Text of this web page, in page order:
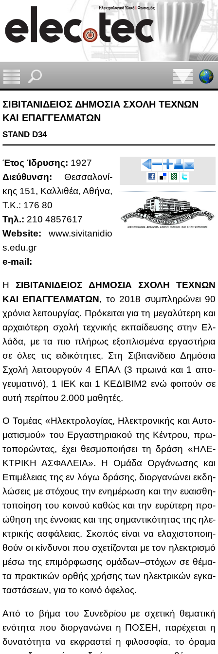
ΣΙΒΙΤΑΝΙΔΕΙΟΣ ΔΗΜΟΣΙΑ ΣΧΟΛΗ ΤΕΧΝΩΝ
ΚΑΙ ΕΠΑΓΓΕΛΜΑΤΩΝ
STAND D34
Έτος Ίδρυ­σης: 1927
Διεύ­θυν­ση: Θεσ­σα­λο­νί­
κης 151, Καλ­λι­θέα, Αθή­να,
Τ.Κ.: 176 80
Τηλ.: 210 4857617
Website: www.​siv​itan​idio​
s.​edu.​gr
e-mail:
ΗΣΙ­ΒΙ­ΤΑ­ΝΙ­ΔΕΙΟΣ ΔΗ­ΜΟ­ΣΙΑ ΣΧΟ­ΛΗ ΤΕ­ΧΝΩΝ
ΚΑΙ ΕΠΑΓ­ΓΕΛ­ΜΑ­ΤΩΝ, το 2018 συ­μπλη­ρώ­νει 90
χρό­νια λει­τουρ­γί­ας. Πρό­κει­ται για τη με­γα­λύ­τε­ρη και
αρ­χαιό­τε­ρη σχο­λή τε­χνι­κής εκ­παί­δευ­σης στην Ελ­
λά­δα, με τα πιο πλή­ρως εξο­πλι­σμέ­να ερ­γα­στή­ρια
σε όλες τις ει­δι­κό­τη­τες. Στη Σι­βι­τα­νί­δειο Δη­μό­σια
Σχο­λή λει­τουρ­γούν 4 ΕΠΑΛ (3 πρω­ι­νά και 1 απο­
γευ­μα­τι­νό), 1 ΙΕΚ και 1 ΚΕ­ΔΙ­ΒΙ­Μ2 ενώ φοι­τούν σε
αυ­τή πε­ρί­που 2.000 μα­θη­τές.
Ο Το­μέ­ας «Ηλε­κτρο­λο­γί­ας, Ηλε­κτρο­νι­κής και Αυ­το­
μα­τι­σμού» του Ερ­γα­στη­ρια­κού της Κέ­ντρου, πρω­
το­πο­ρώ­ντας, έχει θε­σμο­ποι­ή­σει τη δρά­ση «ΗΛΕ­
ΚΤΡΙ­ΚΗ ΑΣΦΑ­ΛΕΙΑ». Η Ομά­δα Ορ­γά­νω­σης και
Επι­μέ­λειας της εν λό­γω δρά­σης, διορ­γα­νώ­νει εκ­δη­
λώ­σεις με στό­χους την ενη­μέ­ρω­ση και την ευαι­σθη­
το­ποί­η­ση του κοι­νού κα­θώς και την ευ­ρύ­τε­ρη προ­
ώ­θη­ση της έν­νοιας και της ση­μα­ντι­κό­τη­τας της ηλε­
κτρι­κής ασφά­λειας. Σκο­πός εί­ναι να ελα­χι­στο­ποι­η­
θούν οι κίν­δυ­νοι που σχε­τί­ζο­νται με τον ηλε­κτρι­σμό
μέ­σω της επι­μόρ­φω­σης ομά­δων–στό­χων σε θέ­μα­
τα πρα­κτι­κών ορ­θής χρή­σης των ηλε­κτρι­κών εγκα­
τα­στά­σε­ων, για το κοι­νό όφε­λος.
Από το βή­μα του Συ­νε­δρί­ου με σχε­τι­κή θε­μα­τι­κή
ενό­τη­τα που διορ­γα­νώ­νει η ΠΟ­ΣΕΗ, πα­ρέ­χε­ται η
δυ­να­τό­τη­τα να εκ­φρα­στεί η φι­λο­σο­φία, το όρα­μα